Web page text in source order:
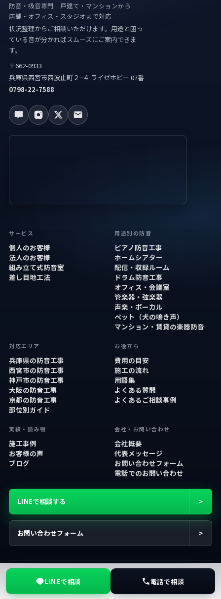
防音・吸音専門 戸建て・マンションから
店舗・オフィス・スタジオまで対応
状況整理からご相談いただけます。用途と困っ
ている音が分かればスムーズにご案内できま
す。
〒662-0933
兵庫県西宮市西波止町２−４ ライゼホビー 07番
0798-22-7588
サービス
個人のお客様
法人のお客様
組み立て式防音室
差し目地工法
用途別の防音
ピアノ防音工事
ホームシアター
配信・収録ルーム
ドラム防音工事
オフィス・会議室
管楽器・弦楽器
声楽・ボーカル
ペット（犬の鳴き声）
マンション・賃貸の楽器防音
対応エリア
兵庫県の防音工事
西宮市の防音工事
神戸市の防音工事
大阪の防音工事
京都の防音工事
部位別ガイド
お役立ち
費用の目安
施工の流れ
用語集
よくある質問
よくあるご相談事例
実績・読み物
施工事例
お客様の声
ブログ
会社・お問い合わせ
会社概要
代表メッセージ
お問い合わせフォーム
電話でのお問い合わせ
LINEで相談する >
お問い合わせフォーム >
LINEで相談 電話で相談